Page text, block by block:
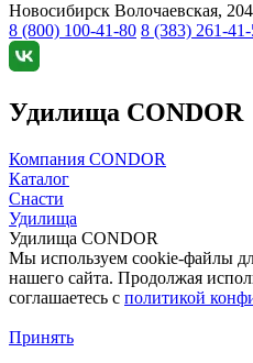
Новосибирск Волочаевская, 204
8 (800) 100-41-80 8 (383) 261-
Удилища CONDOR
Компания CONDOR
Каталог
Снасти
Удилища
Удилища CONDOR
Мы используем cookie-файлы
нашего сайта. Продолжая
соглашаетесь c политикой
Принять